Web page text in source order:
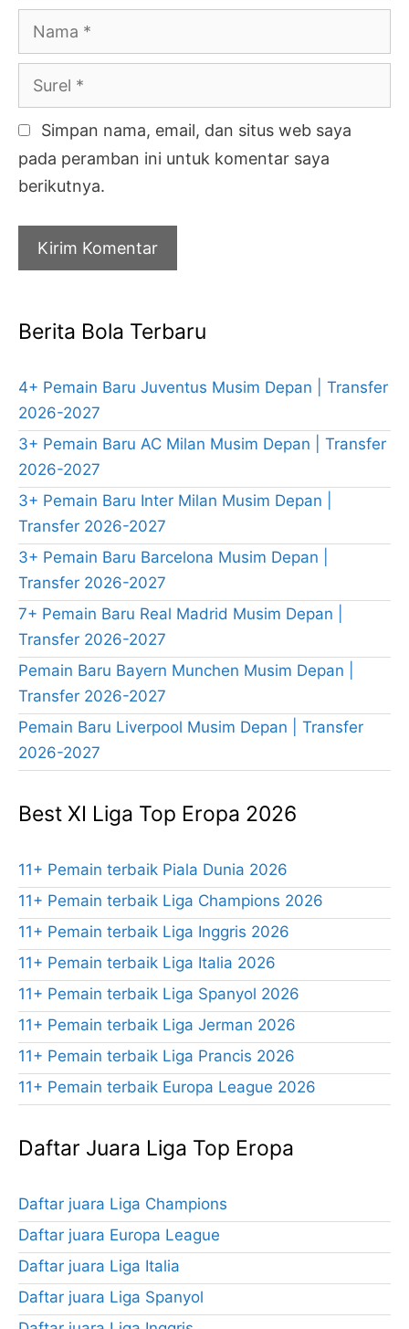
Nama
Surel
Simpan nama, email, dan situs web saya
pada peramban ini untuk komentar saya
berikutnya.
Berita Bola Terbaru
4+ Pemain Baru Juventus Musim Depan | Transfer
2026-2027
3+ Pemain Baru AC Milan Musim Depan | Transfer
2026-2027
3+ Pemain Baru Inter Milan Musim Depan |
Transfer 2026-2027
3+ Pemain Baru Barcelona Musim Depan |
Transfer 2026-2027
7+ Pemain Baru Real Madrid Musim Depan |
Transfer 2026-2027
Pemain Baru Bayern Munchen Musim Depan |
Transfer 2026-2027
Pemain Baru Liverpool Musim Depan | Transfer
2026-2027
Best XI Liga Top Eropa 2026
11+ Pemain terbaik Piala Dunia 2026
11+ Pemain terbaik Liga Champions 2026
11+ Pemain terbaik Liga Inggris 2026
11+ Pemain terbaik Liga Italia 2026
11+ Pemain terbaik Liga Spanyol 2026
11+ Pemain terbaik Liga Jerman 2026
11+ Pemain terbaik Liga Prancis 2026
11+ Pemain terbaik Europa League 2026
Daftar Juara Liga Top Eropa
Daftar juara Liga Champions
Daftar juara Europa League
Daftar juara Liga Italia
Daftar juara Liga Spanyol